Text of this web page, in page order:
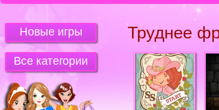
Труднее
Новые игры
Все категории